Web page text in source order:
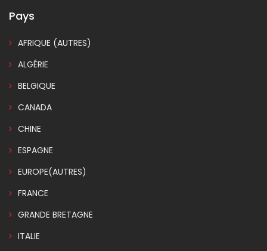
Pays
AFRIQUE (AUTRES)
ALGÉRIE
BELGIQUE
CANADA
CHINE
ESPAGNE
EUROPE(AUTRES)
FRANCE
GRANDE BRETAGNE
ITALIE